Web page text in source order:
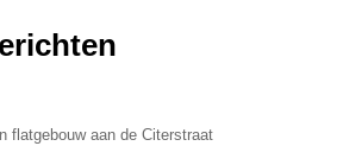
flatgebouw aan de Citerstraat